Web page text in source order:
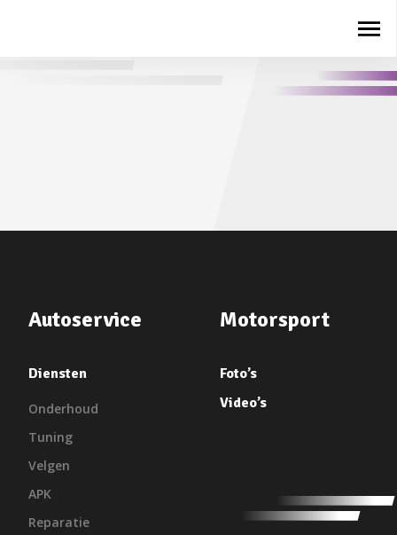
Autoservice
Diensten
Onderhoud
Tuning
Velgen
APK
Reparatie
Motorsport
Foto’s
Video’s